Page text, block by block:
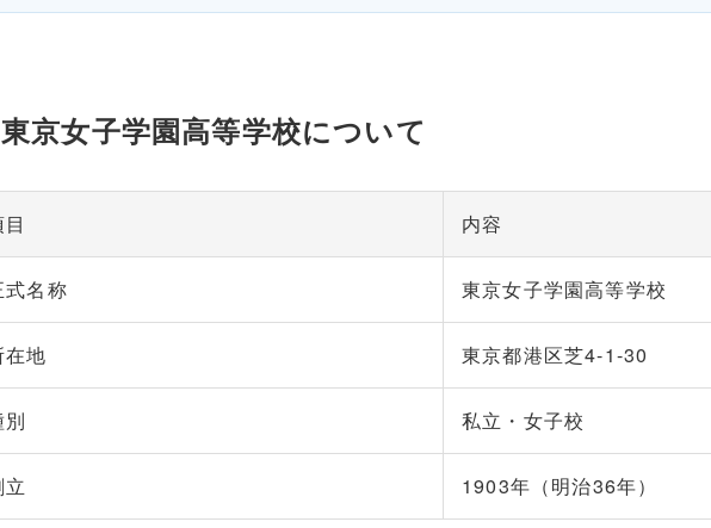
東京女子学園高等学校について
内容
式名称 東京女子学園高等学校
在地 東京都港区芝4-1-30
別 私立・女子校
立 1903年（明治36年）